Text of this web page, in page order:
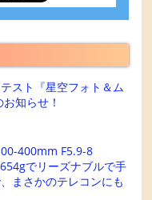
スト『星空フォト＆ム
知らせ！
400mm F5.9-8
でリーズナブルで手
まさかのテレコンにも